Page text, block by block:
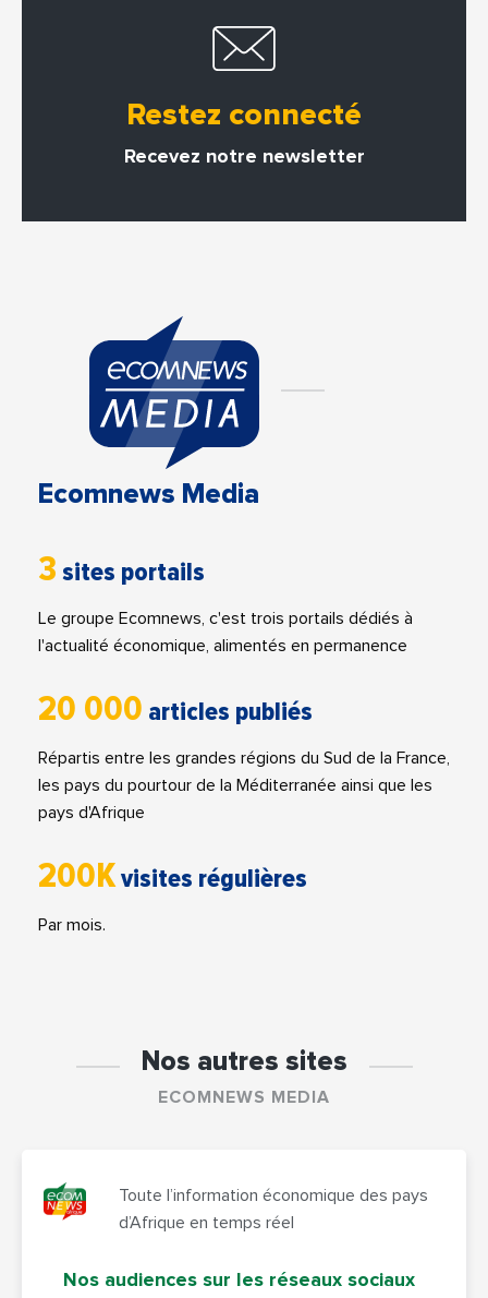
Restez connecté
Recevez notre newsletter
Ecomnews Media
3 sites portails
Le groupe Ecomnews, c'est trois portails dédiés à
l'actualité économique, alimentés en permanence
20 000 articles publiés
Répartis entre les grandes régions du Sud de la France,
les pays du pourtour de la Méditerranée ainsi que les
pays d'Afrique
200Kvisites régulières
Par mois.
Nos autres sites
ECOMNEWS MEDIA
Toute l’information économique des pays
d’Afrique en temps réel
Nos audiences sur les réseaux sociaux